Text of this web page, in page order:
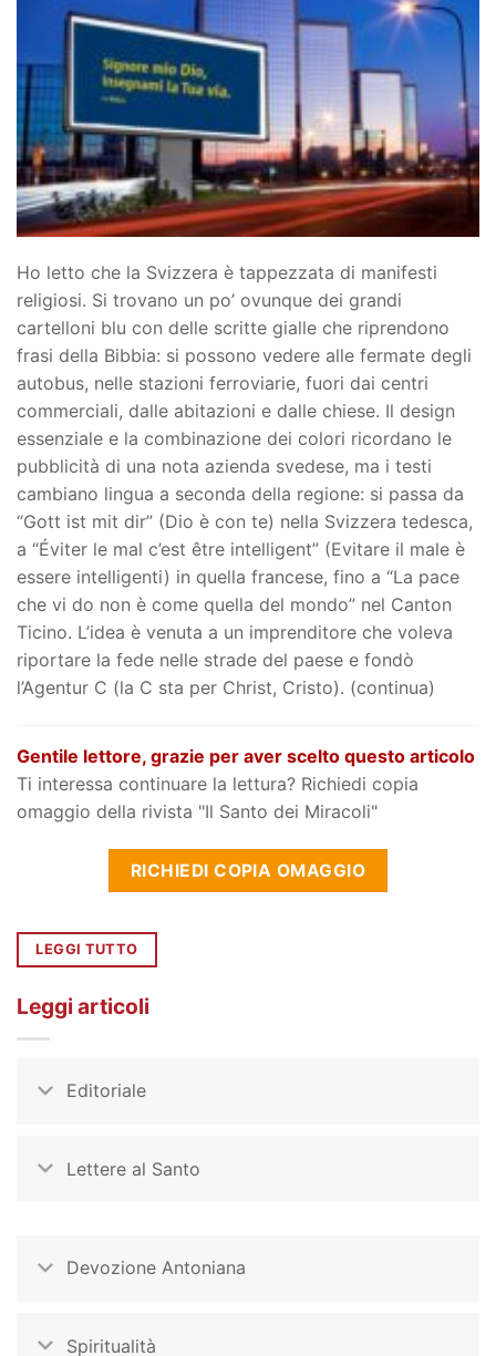
Ho letto che la Svizzera è tappezzata di manifesti
religiosi. Si trovano un po’ ovunque dei grandi
cartelloni blu con delle scritte gialle che riprendono
frasi della Bibbia: si possono vedere alle fermate degli
autobus, nelle stazioni ferroviarie, fuori dai centri
commerciali, dalle abitazioni e dalle chiese. Il design
essenziale e la combinazione dei colori ricordano le
pubblicità di una nota azienda svedese, ma i testi
cambiano lingua a seconda della regione: si passa da
“Gott ist mit dir” (Dio è con te) nella Svizzera tedesca,
a “Éviter le mal c’est être intelligent” (Evitare il male è
essere intelligenti) in quella francese, fino a “La pace
che vi do non è come quella del mondo” nel Canton
Ticino. L’idea è venuta a un imprenditore che voleva
riportare la fede nelle strade del paese e fondò
l’Agentur C (la C sta per Christ, Cristo). (continua)
Gentile lettore, grazie per aver scelto questo articolo
Ti interessa continuare la lettura? Richiedi copia
omaggio della rivista "Il Santo dei Miracoli"
RICHIEDI COPIA OMAGGIO
LEGGI TUTTO
Leggi articoli
Editoriale
Lettere al Santo
Devozione Antoniana
Spiritualità